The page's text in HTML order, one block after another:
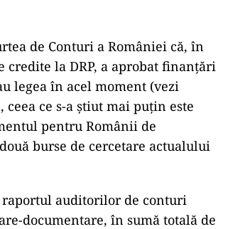
de Conturi a României că, în
la DRP, a aprobat finanţări
legea în acel moment (vezi
ce s-a știut mai puțin este
pentru Românii de
burse de cercetare actualului
raportul auditorilor de conturi
documentare, în sumă totală de